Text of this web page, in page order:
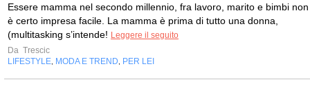
Essere mamma nel secondo millennio, fra lavoro, marito e bimbi non
è certo impresa facile. La mamma è prima di tutto una donna,
(multitasking s’intende! Leggere il seguito
Da Trescic
LIFESTYLE MODA E TREND PER LEI